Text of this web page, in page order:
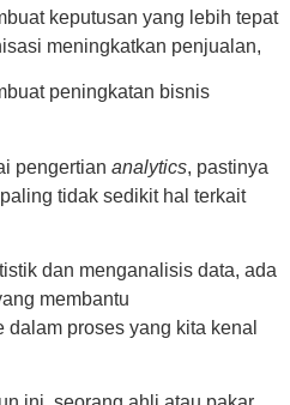
keputusan yang lebih tepat
meningkatkan penjualan,
peningkatan bisnis
pengertian analytics, pastinya
tidak sedikit hal terkait
dan menganalisis data, ada
membantu
proses yang kita kenal